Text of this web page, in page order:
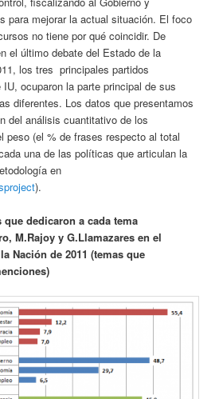
para mejorar la actual situación. El foco
no tiene por qué coincidir. De
el último debate del Estado de la
los tres principales partidos
ocuparon la parte principal de sus
diferentes. Los datos que presentamos
del análisis cuantitativo de los
peso (el % de frases respecto al total
una de las políticas que articulan la
en
).
dedicaron a cada tema
M.Rajoy y G.Llamazares en el
Nación de 2011 (temas que